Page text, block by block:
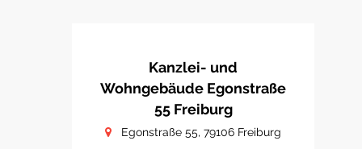
Kanzlei- und
Wohngebäude Egonstraße
55 Freiburg
Egonstraße 55, 79106 Freiburg